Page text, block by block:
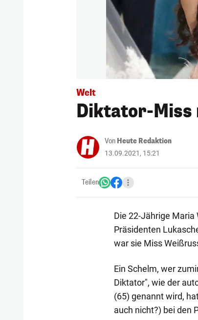
Welt
Diktator-Miss
Von Heute Redaktion
13.09.2021, 15:21
Teilen
Die 22-Jährige
Präsidenten
war sie Miss
Ein Schelm, wer
Diktator", wie der
(65) genannt wird,
auch nicht?) bei den